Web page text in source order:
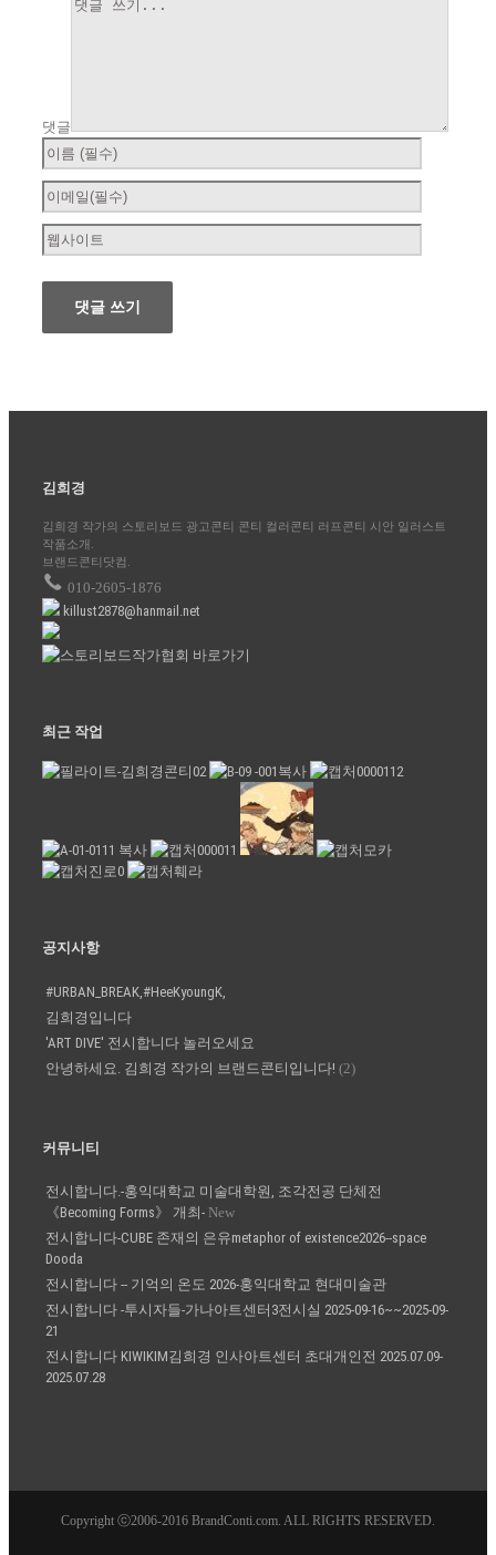
댓글
김희경
김희경 작가의 스토리보드 광고콘티 콘티 컬러콘티 러프콘티 시안 일러스트
작품소개.
브랜드콘티닷컴.
010-2605-1876
killust2878@hanmail.net
최근 작업
공지사항
#URBAN_BREAK,#HeeKyoungK,
김희경입니다
'ART DIVE' 전시합니다 놀러오세요
안녕하세요. 김희경 작가의 브랜드콘티입니다! (2)
커뮤니티
전시합니다.-홍익대학교 미술대학원, 조각전공 단체전
《Becoming Forms》 개최- New
전시합니다-CUBE 존재의 은유metaphor of existence2026--space
Dooda
전시합니다 -- 기억의 온도 2026-홍익대학교 현대미술관
전시합니다 -투시자들-가나아트센터3전시실 2025-09-16~~2025-09-
21
전시합니다 KIWIKIM김희경 인사아트센터 초대개인전 2025.07.09-
2025.07.28
Copyright ⓒ2006-2016 BrandConti.com. ALL RIGHTS RESERVED.